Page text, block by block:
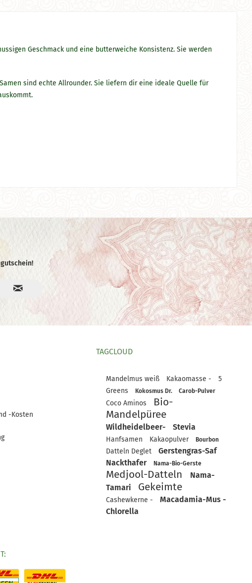
Geschmack und eine butterweiche Konsistenz. Sie werden
sind echte Allrounder. Sie liefern dir eine ideale Quelle für
-Kosten
TAGCLOUD
Mandelmus weiß Kakaomasse -
5
Greens
Kokosmus Dr. Carob-Pulver
Coco Aminos
Bio-
Mandelpüree
Wildheidelbeer- Stevia
Hanfsamen Kakaopulver Bourbon
Datteln Deglet
Gerstengras-Saf
Nackthafer
Nama-Bio-Gerste
Medjool-Datteln
Nama-
Tamari
Gekeimte
Cashewkerne -
Macadamia-Mus -
Chlorella